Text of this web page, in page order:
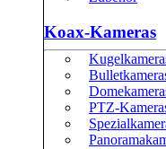
Koax-Kameras
PTZ-